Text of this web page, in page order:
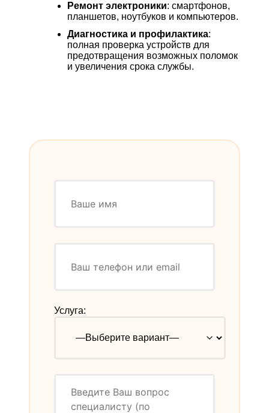
Ремонт электроники: смартфонов,
планшетов, ноутбуков и компьютеров.
Диагностика и профилактика:
полная проверка устройств для
предотвращения возможных поломок
и увеличения срока службы.
Услуга: